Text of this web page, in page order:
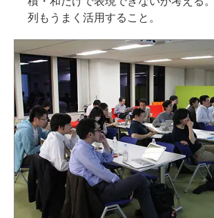
列もうまく活用すること。